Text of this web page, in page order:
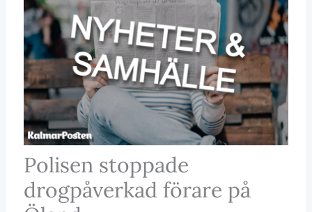
Polisen stoppade
drogpåverkad förare på